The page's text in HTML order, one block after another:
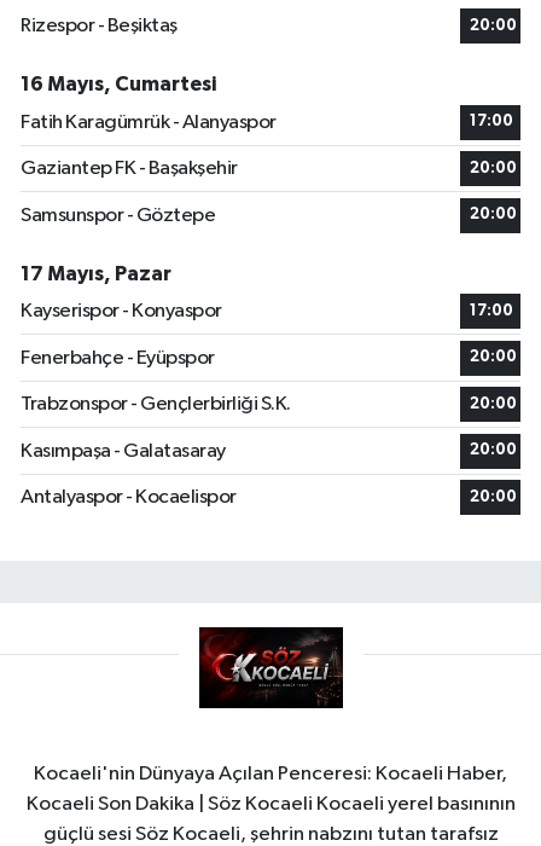
Rizespor - Beşiktaş
20:00
16 Mayıs, Cumartesi
Fatih Karagümrük - Alanyaspor
17:00
Gaziantep FK - Başakşehir 20:00
Samsunspor - Göztepe 20:00
17 Mayıs, Pazar
Kayserispor - Konyaspor
17:00
Fenerbahçe - Eyüpspor 20:00
Trabzonspor - Gençlerbirliği S.K. 20:00
Kasımpaşa - Galatasaray 20:00
Antalyaspor - Kocaelispor 20:00
Kocaeli'nin Dünyaya Açılan Penceresi: Kocaeli Haber,
Kocaeli Son Dakika | Söz Kocaeli Kocaeli yerel basınının
güçlü sesi Söz Kocaeli, şehrin nabzını tutan tarafsız